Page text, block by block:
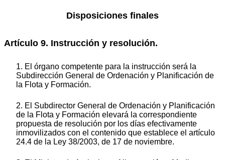
Disposiciones finales
Artículo 9. Instrucción y resolución.
1. El órgano competente para la instrucción será la
Subdirección General de Ordenación y Planificación de
la Flota y Formación.
2. El Subdirector General de Ordenación y Planificación
de la Flota y Formación elevará la correspondiente
propuesta de resolución por los días efectivamente
inmovilizados con el contenido que establece el artículo
24.4 de la Ley 38/2003, de 17 de noviembre.